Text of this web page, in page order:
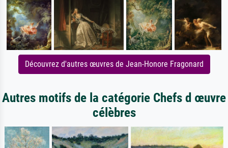
Découvrez d'autres œuvres de Jean-Honore Fragonard
Autres motifs de la catégorie Chefs d œuvre
célèbres